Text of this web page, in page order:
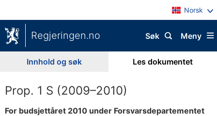
Norsk
Regjeringen.no Meny
Søk
Innhold og søk Les dokumentet
Prop. 1 S (2009–2010)
For budsjettåret 2010 under Forsvarsdepartementet